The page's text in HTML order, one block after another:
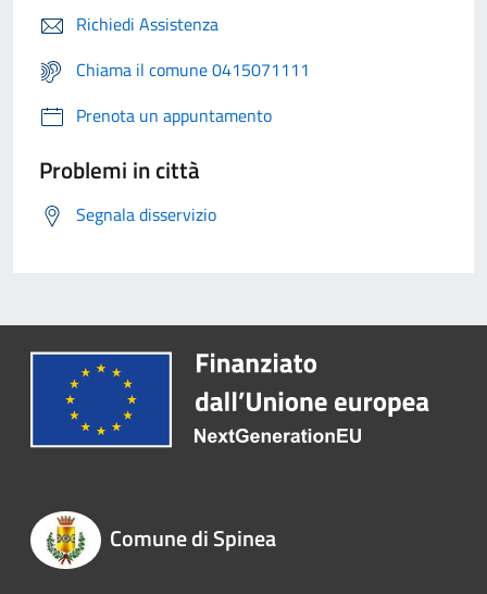
Richiedi Assistenza
Chiama il comune 0415071111
Prenota un appuntamento
Problemi in città
Segnala disservizio
Comune di Spinea